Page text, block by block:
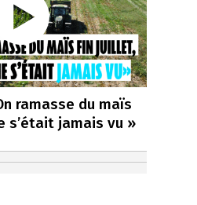
ramasse du maïs
s’était jamais vu »